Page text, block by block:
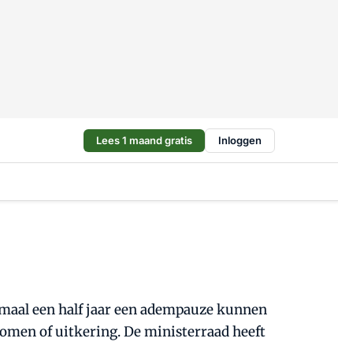
Lees 1 maand gratis Inloggen
een half jaar een adempauze kunnen
of uitkering. De ministerraad heeft